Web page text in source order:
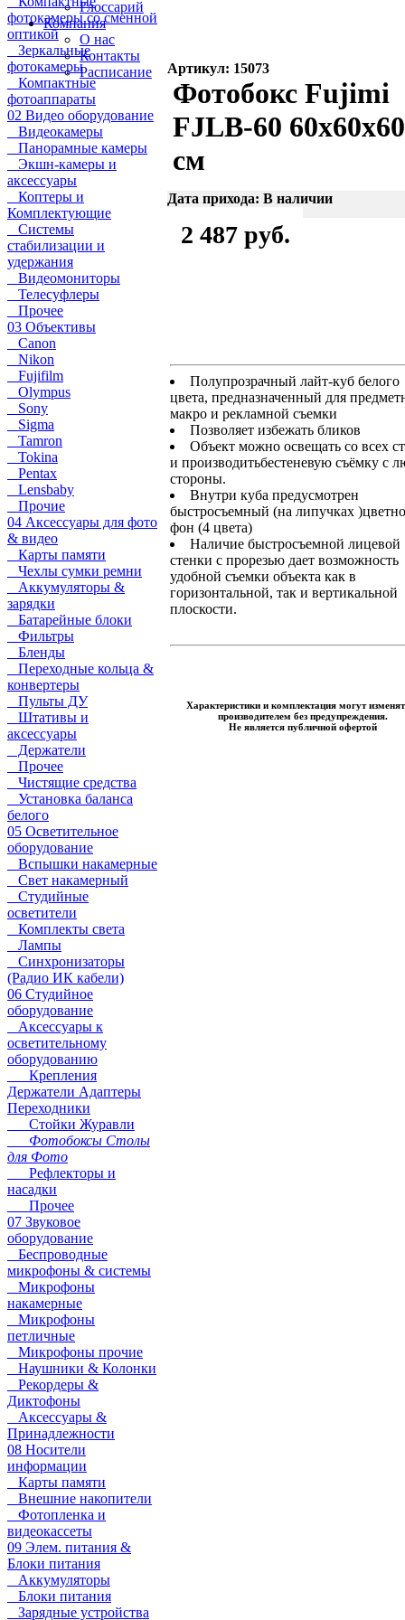
Глоссарий
Компания
О нас
Контакты
Расписание
фотокамеры со сменной
оптикой
Зеркальные
фотокамеры
Компактные
фотоаппараты
02 Видео оборудование
Видеокамеры
Панорамные камеры
Экшн-камеры и
аксессуары
Коптеры и
Комплектующие
Системы
стабилизации и
удержания
Видеомониторы
Телесуфлеры
Прочее
03 Объективы
Canon
Nikon
Fujifilm
Olympus
Sony
Sigma
Tamron
Tokina
Pentax
Lensbaby
Прочие
04 Аксессуары для фото
& видео
Карты памяти
Чехлы сумки ремни
Аккумуляторы &
зарядки
Батарейные блоки
Фильтры
Бленды
Переходные кольца &
конвертеры
Пульты ДУ
Штативы и
аксессуары
Держатели
Прочее
Чистящие средства
Установка баланса
белого
05 Осветительное
оборудование
Вспышки накамерные
Свет накамерный
Студийные
осветители
Комплекты света
Лампы
Синхронизаторы
(Радио ИК кабели)
06 Студийное
оборудование
Аксессуары к
осветительному
оборудованию
Крепления
Держатели Адаптеры
Переходники
Стойки Журавли
Фотобоксы Столы
для Фото
Рефлекторы и
насадки
Прочее
07 Звуковое
оборудование
Беспроводные
микрофоны & системы
Микрофоны
накамерные
Микрофоны
петличные
Микрофоны прочие
Наушники & Колонки
Рекордеры &
Диктофоны
Аксессуары &
Принадлежности
08 Носители
информации
Карты памяти
Внешние накопители
Фотопленка и
видеокассеты
09 Элем. питания &
Блоки питания
Аккумуляторы
Блоки питания
Зарядные устройства
Артикул: 15073
Фотобокс Fujimi
FJLB-60 60x60х60
см
Дата прихода: В наличии
2 487 руб.
Полупрозрачный лайт-куб белого
цвета, предназначенный для
макро и рекламной съемки
Позволяет избежать бликов
Объект можно освещать со всех
и производитьбестеневую съёмку с
стороны.
Внутри куба предусмотрен
быстросъемный (на липучках
фон (4 цвета)
Наличие быстросъемной лицевой
стенки с прорезью дает возможность
удобной съемки объекта как в
горизонтальной, так и вертикальной
плоскости.
Характеристики и комплектация могут
производителем без предупреждения.
Не является публичной офертой